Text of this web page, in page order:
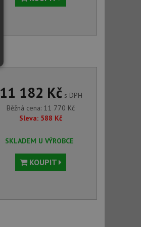
11 182 Kčs DPH
Běžná cena: 11 770 Kč
Sleva: 588 Kč
SKLADEM U VÝROBCE
KOUPIT